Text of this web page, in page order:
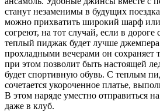
станут незаменимы в будущих
можно прихватить широкий шарф или
согреют, на тот случай, если в дороге
теплый пиджак будет лучше
прохладными вечерами он сохраняет
при этом позволит быть настоящей
будет спортивную обувь. С теплым
сочетается укороченное платье,
В этом наряде уместно отправиться
даже в клуб.